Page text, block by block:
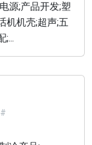
源;产品开发;塑
机机壳;超声;五
;...